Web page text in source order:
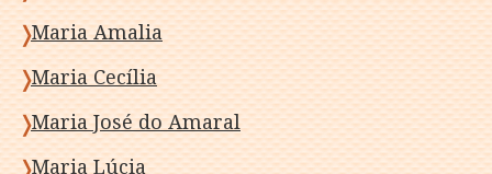
Maria Amalia
Maria Cecília
Maria José do Amaral
Maria Lúcia